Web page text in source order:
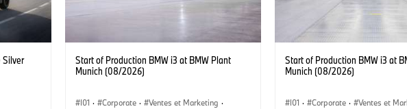
Silver
Start of Production BMW i3 at BMW Plant
Munich (08/2026)
I01 · Corporate · Ventes et Marketing ·
Start of Production BMW i3 at
Munich (08/2026)
I01 · Corporate · Ventes et